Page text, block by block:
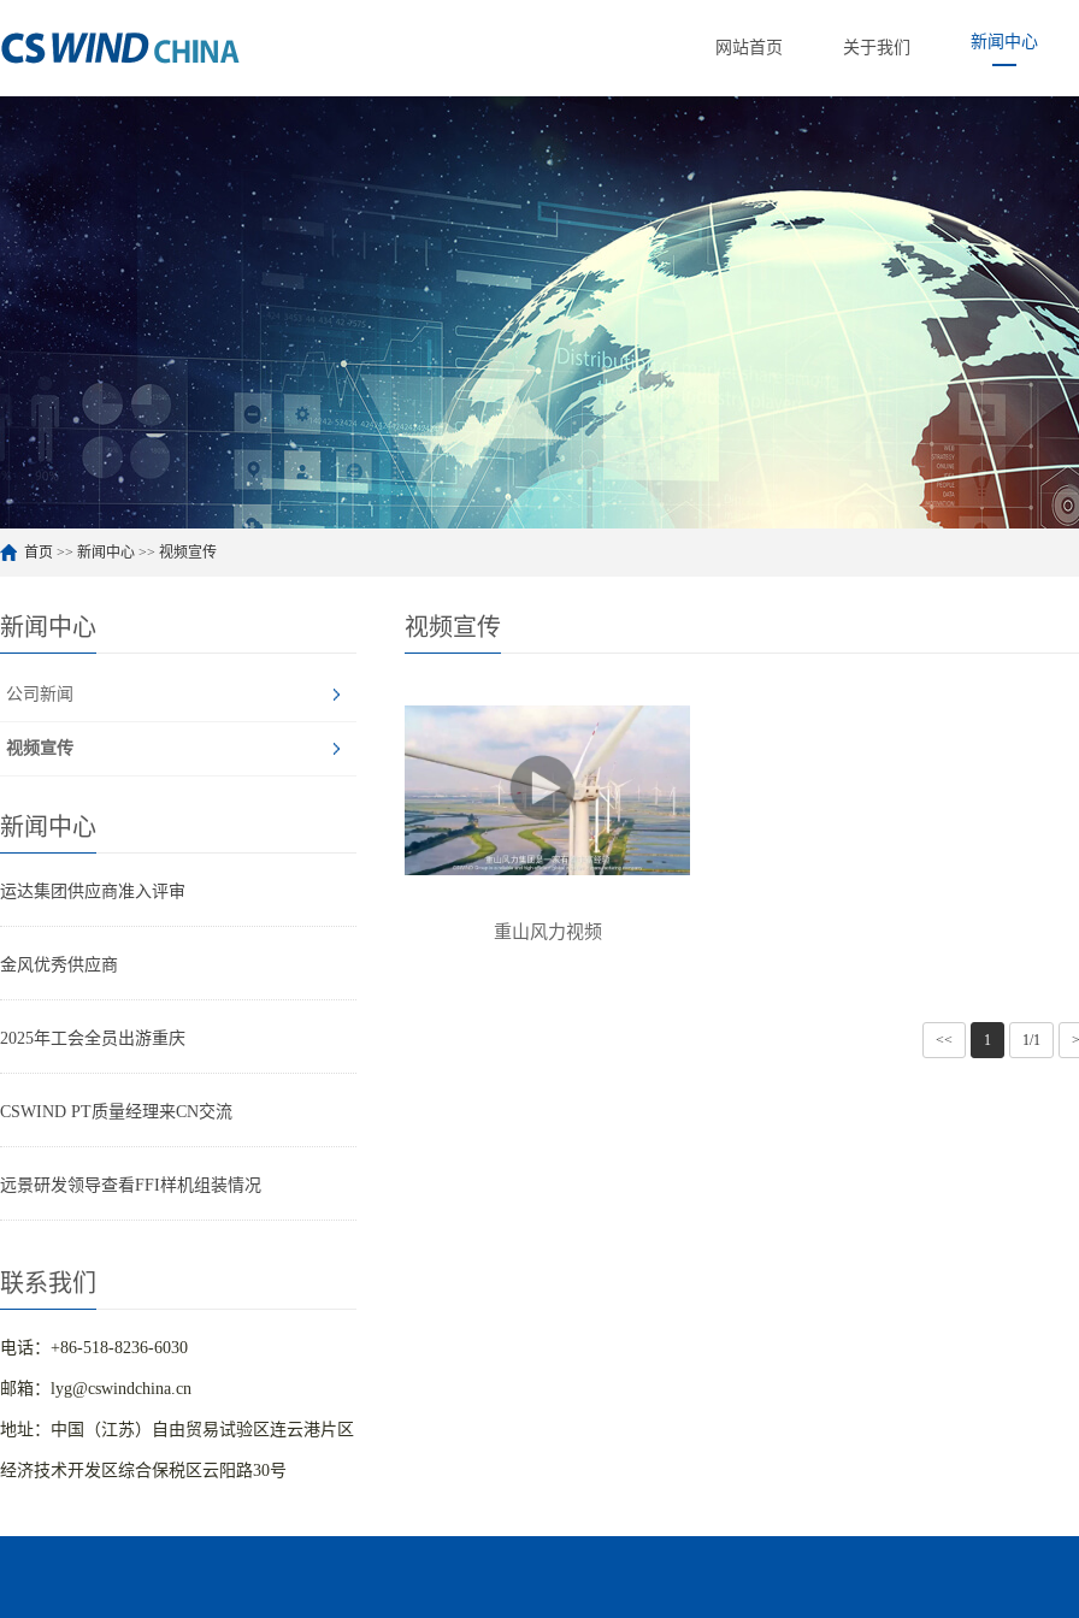
网站首页 关于我们 新闻中心
首页 >> 新闻中心 >> 视频宣传
新闻中心
公司新闻
视频宣传
新闻中心
运达集团供应商准入评审
金风优秀供应商
2025年工会全员出游重庆
CSWIND PT质量经理来CN交流
远景研发领导查看FFI样机组装情况
联系我们
电话：+86-518-8236-6030
邮箱：lyg@cswindchina.cn
地址：中国（江苏）自由贸易试验区连云港片区
经济技术开发区综合保税区云阳路30号
视频宣传
重山风力视频
<< 1 1/1